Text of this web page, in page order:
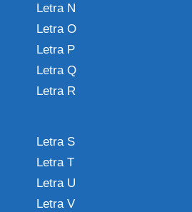
Letra N
Letra O
Letra P
Letra Q
Letra R
Letra S
Letra T
Letra U
Letra V